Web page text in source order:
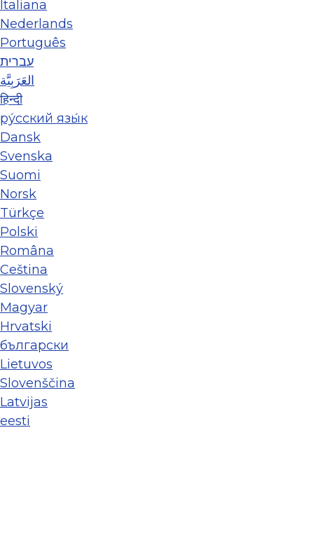
Italiana
Nederlands
Português
עברית
العَرَبِيَّة
हिन्दी
ру́сский язы́к
Dansk
Svenska
Suomi
Norsk
Türkçe
Polski
Româna
Ceština
Slovenský
Magyar
Hrvatski
български
Lietuvos
Slovenščina
Latvijas
eesti